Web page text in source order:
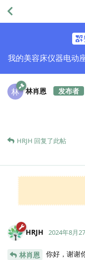
我的美容床仪器电动
林 林肖恩
HRJH 回复了此帖
HRJH 2024年8月
林肖恩 你好，谢谢